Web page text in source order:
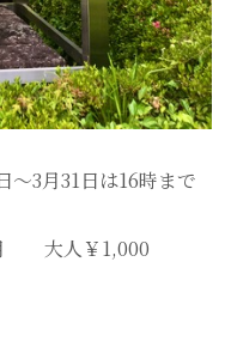
3月31日は16時まで
大人￥1,000